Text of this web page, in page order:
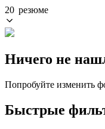
20 резюме
Ничего не
Попробуйте изменить
Быстрые